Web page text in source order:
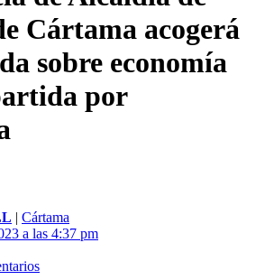
Cártama acogerá
sobre economía
por
| Cártama
a las 4:37 pm